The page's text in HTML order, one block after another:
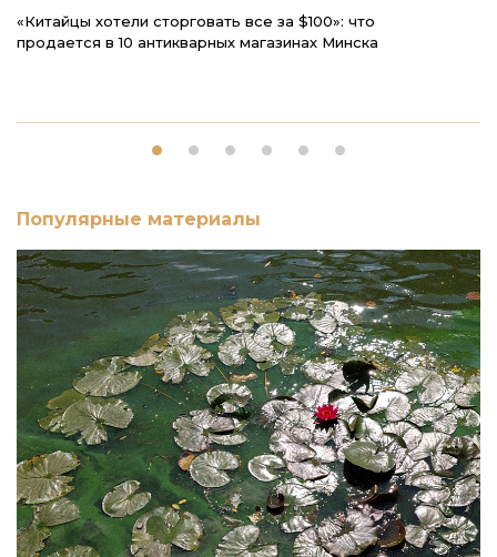
«Китайцы хотели сторговать все за $100»: что
продается в 10 антикварных магазинах Минска
Популярные материалы